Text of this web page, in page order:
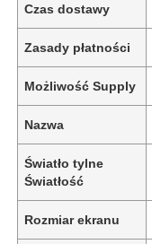
Czas dostawy
Zasady płatności
Możliwość Supply
Nazwa
Światło tylne
Światłość
Rozmiar ekranu